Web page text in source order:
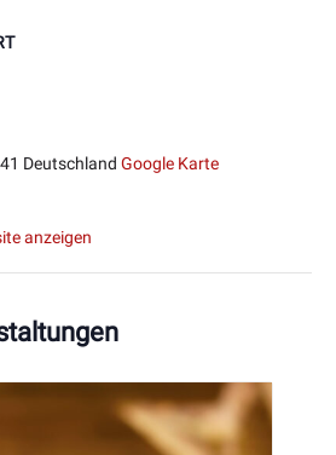
Deutschland Google Karte
anzeigen